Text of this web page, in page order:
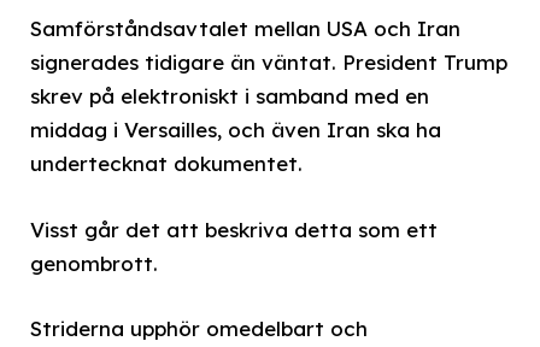
Samförståndsavtalet mellan USA och Iran
signerades tidigare än väntat. President Trump
skrev på elektroniskt i samband med en
middag i Versailles, och även Iran ska ha
undertecknat dokumentet.
Visst går det att beskriva detta som ett
genombrott.
Striderna upphör omedelbart och